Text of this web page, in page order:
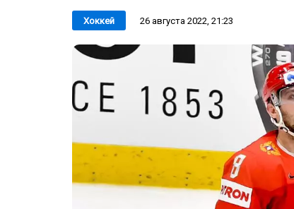
Хоккей 26 августа 2022, 21:23